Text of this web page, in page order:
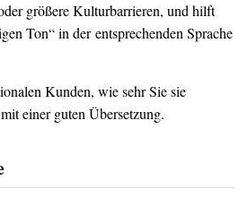
größere Kulturbarrieren, und hilft
Ton“ in der entsprechenden Sprache
Kunden, wie sehr Sie sie
einer guten Übersetzung.